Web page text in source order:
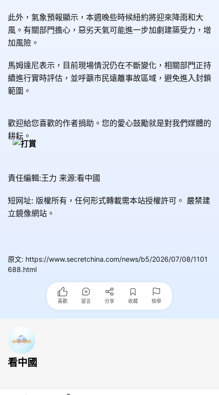
此外，氣象預報顯示，本週晚些時候紐約將迎來降雨和大
風。有關部門擔心，惡劣天氣可能進一步加劇建築受力，增
加風險。
馬姆達尼表示，目前現場情況仍在不斷變化，相關部門正持
續進行實時評估，並呼籲市民遠離事故區域，避免進入封鎖
範圍。
歡迎給您喜歡的作者捐助。您的愛心鼓勵就是對我們媒體的
耕耘。
責任編輯:王力 来源:看中國
短网址: 版權所有，任何形式轉載需本站授權許可。 嚴禁建
立鏡像網站。
原文: https://www.secretchina.com/news/b5/2026/07/08/1101
688.html
喜歡 留言 分享 收藏 檢舉
看中國